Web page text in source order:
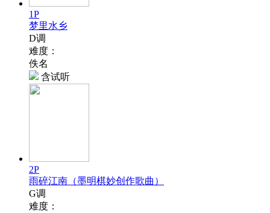
1P
梦里水乡
D调
难度：
佚名
含试听
2P
雨碎江南（墨明棋妙创作歌曲）
G调
难度：